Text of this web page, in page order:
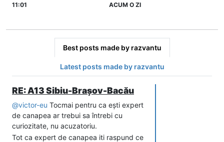
11:01
ACUM O ZI
Best posts made by razvantu
Latest posts made by razvantu
RE: A13 Sibiu-Brașov-Bacău
@victor-eu Tocmai pentru ca ești expert
de canapea ar trebui sa întrebi cu
curiozitate, nu acuzatoriu.
Tot ca expert de canapea iti raspund ce